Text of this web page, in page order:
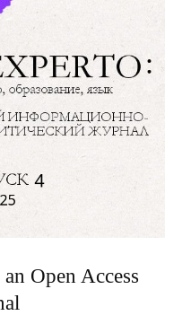
Open Access